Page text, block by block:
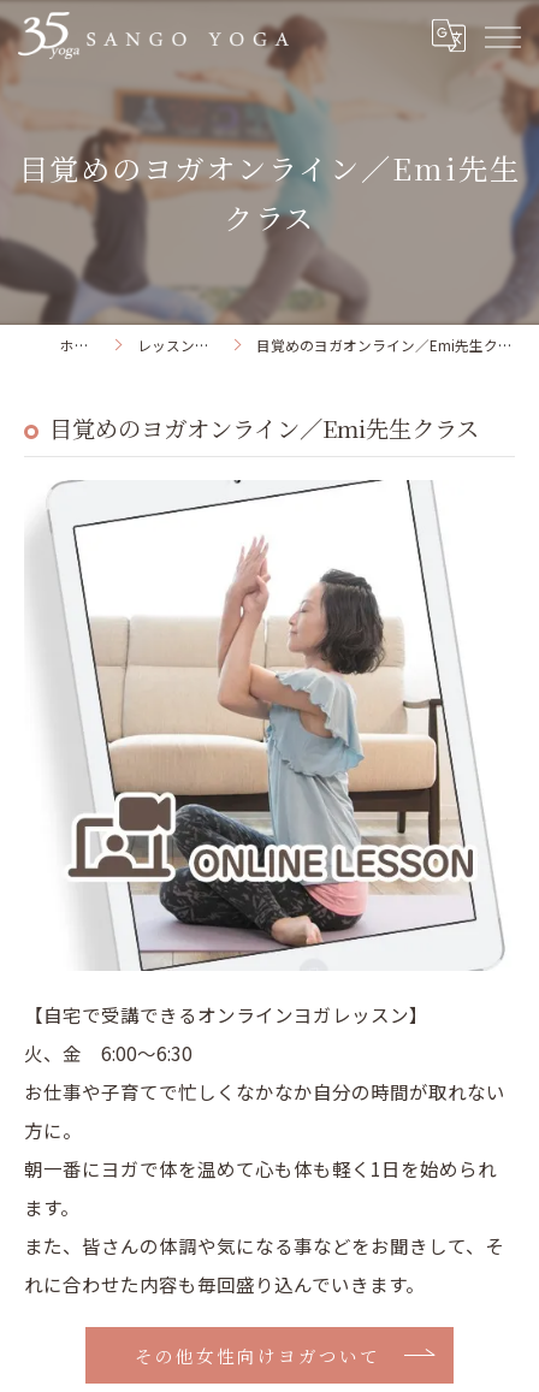
目覚めのヨガオンライン／Emi先生
クラス
ホーム レッスン一覧 目覚めのヨガオンライン／Emi先生クラス
目覚めのヨガオンライン／Emi先生クラス
【自宅で受講できるオンラインヨガレッスン】
火、金 6:00〜6:30
お仕事や子育てで忙しくなかなか自分の時間が取れない
方に。
朝一番にヨガで体を温めて心も体も軽く1日を始められ
ます。
また、皆さんの体調や気になる事などをお聞きして、そ
れに合わせた内容も毎回盛り込んでいきます。
その他女性向けヨガついて